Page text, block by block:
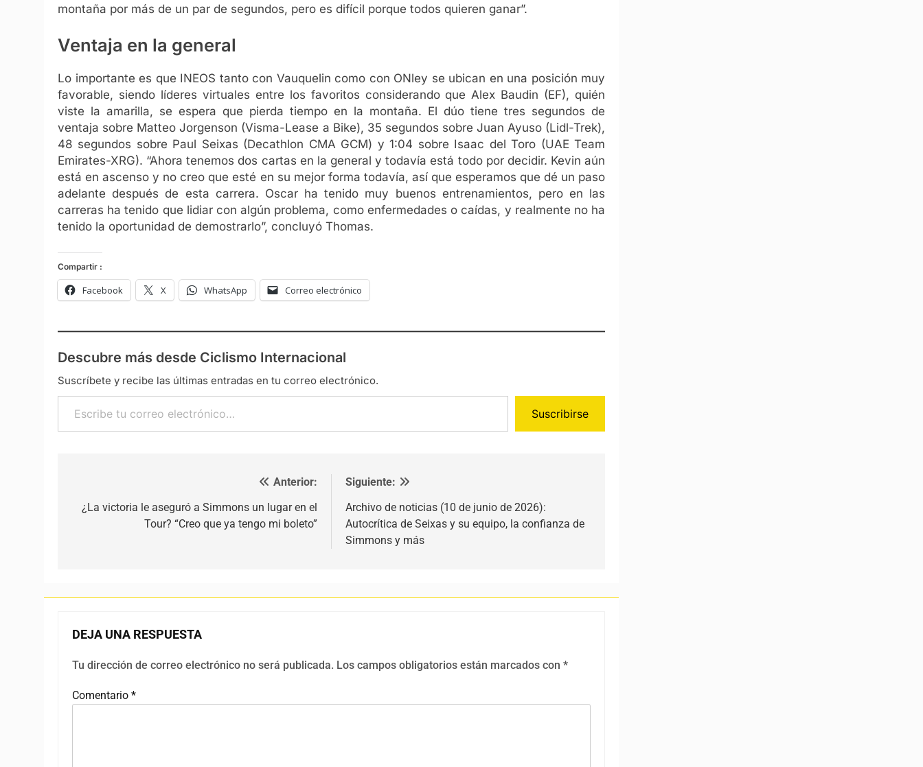
montaña por más de un par de segundos, pero es difícil porque todos quieren ganar”.
Ventaja en la general
Lo importante es que INEOS tanto con Vauquelin como con ONley se ubican en una posición muy
favorable, siendo líderes virtuales entre los favoritos considerando que Alex Baudin (EF), quién
viste la amarilla, se espera que pierda tiempo en la montaña. El dúo tiene tres segundos de
ventaja sobre Matteo Jorgenson (Visma-Lease a Bike), 35 segundos sobre Juan Ayuso (Lidl-Trek),
48 segundos sobre Paul Seixas (Decathlon CMA GCM) y 1:04 sobre Isaac del Toro (UAE Team
Emirates-XRG). “Ahora tenemos dos cartas en la general y todavía está todo por decidir. Kevin aún
está en ascenso y no creo que esté en su mejor forma todavía, así que esperamos que dé un paso
adelante después de esta carrera. Oscar ha tenido muy buenos entrenamientos, pero en las
carreras ha tenido que lidiar con algún problema, como enfermedades o caídas, y realmente no ha
tenido la oportunidad de demostrarlo”, concluyó Thomas.
Compartir :
Facebook X WhatsApp Correo electrónico
Descubre más desde Ciclismo Internacional
Suscríbete y recibe las últimas entradas en tu correo electrónico.
Escribe tu correo electrónico…
Suscribirse
Anterior:
¿La victoria le aseguró a Simmons un lugar en el
Tour? “Creo que ya tengo mi boleto”
Siguiente:
Archivo de noticias (10 de junio de 2026):
Autocrítica de Seixas y su equipo, la confianza de
Simmons y más
DEJA UNA RESPUESTA
Tu dirección de correo electrónico no será publicada. Los campos obligatorios están marcados con *
Comentario *